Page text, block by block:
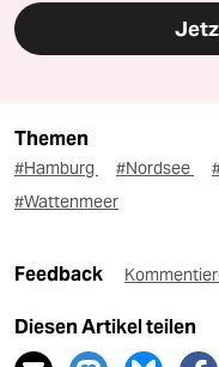
Themen
#Hamburg #Nordsee
#Wattenmeer
Feedback
Diesen Artikel teilen